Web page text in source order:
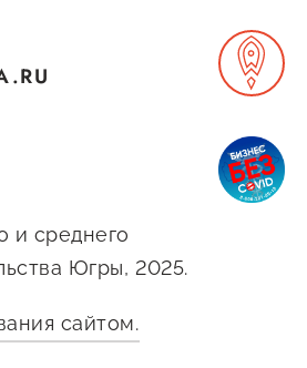
и среднего
Югры, 2025.
сайтом.